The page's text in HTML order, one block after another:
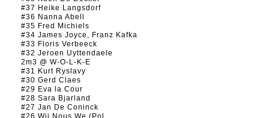
#37 Heike Langsdorf
#36 Nanna Abell
#35 Fred Michiels
#34 James Joyce, Franz Kafka
#33 Floris Verbeeck
#32 Jeroen Uyttendaele
2m3 @ W-O-L-K-E
#31 Kurt Ryslavy
#30 Gerd Claes
#29 Eva la Cour
#28 Sara Bjarland
#27 Jan De Coninck
#26 Wij,Nous,We (Pol